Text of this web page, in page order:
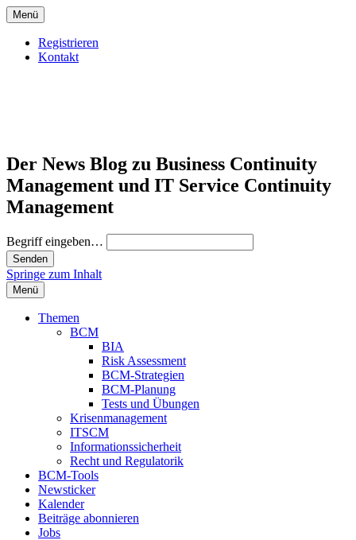
Menü
Registrieren
Kontakt
Der News Blog zu Business Continuity
Management und IT Service Continuity
Management
Begriff eingeben…
Springe zum Inhalt
Menü
Themen
BCM
BIA
Risk Assessment
BCM-Strategien
BCM-Planung
Tests und Übungen
Krisenmanagement
ITSCM
Informationssicherheit
Recht und Regulatorik
BCM-Tools
Newsticker
Kalender
Beiträge abonnieren
Jobs